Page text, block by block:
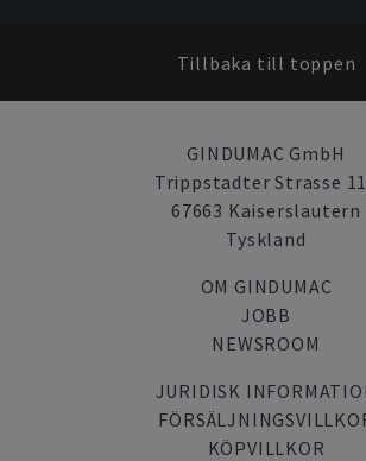
Tillbaka till toppen
GINDUMAC GmbH
Trippstadter Strasse
67663 Kaiserslautern
Tyskland
OM GINDUMAC
JOBB
NEWSROOM
JURIDISK
KÖPVILLKOR